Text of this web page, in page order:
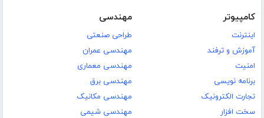
کامپیوتر
اینترنت
آموزش و ترفند
امنیت
برنامه نویسی
تجارت الکترونیک
سخت افزار
مهندسی
طراحی صنعتی
مهندسی عمران
مهندسی معماری
مهندسی برق
مهندسی مکانیک
مهندسی شیمی